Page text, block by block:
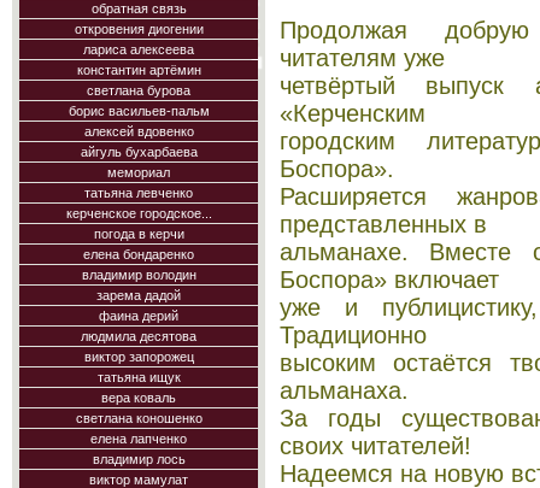
обратная связь
откровения диогении
лариса алексеева
константин артёмин
светлана бурова
борис васильев-пальм
алексей вдовенко
айгуль бухарбаева
мемориал
татьяна левченко
керченское городское...
погода в керчи
елена бондаренко
владимир володин
зарема дадой
фаина дерий
людмила десятова
виктор запорожец
татьяна ищук
вера коваль
светлана коношенко
елена лапченко
владимир лось
виктор мамулат
Продолжая
читателям уже
четвёртый выпуск
«Керченским
городским
Боспора».
Расширяется
представленных в
альманахе. Вместе
Боспора» включает
уже и
Традиционно
высоким остаётся
альманаха.
За годы
своих читателей!
Надеемся на новую